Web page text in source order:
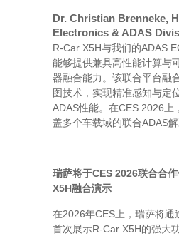
Dr. Christian Brenneke,
Electronics & ADAS D
R-Car X5H与我们的ADAS
能够提供兼具高性能计算与
器融合能力。该联合平台融
图技术，实现精准感知与定
ADAS性能。在CES 2026上
盖多个车载域的联合ADAS解
瑞萨将于CES 2026联合合
X5H融合演示
在2026年CES上，瑞萨将通
首次展示R-Car X5H的强大